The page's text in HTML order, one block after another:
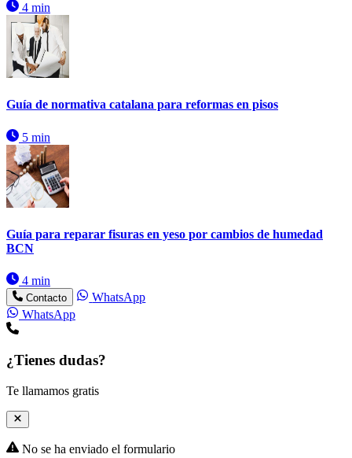
4 min
Guía de normativa catalana para reformas en pisos
5 min
Guía para reparar fisuras en yeso por cambios de humedad
BCN
4 min
Contacto
WhatsApp
WhatsApp
¿Tienes dudas?
Te llamamos gratis
No se ha enviado el formulario